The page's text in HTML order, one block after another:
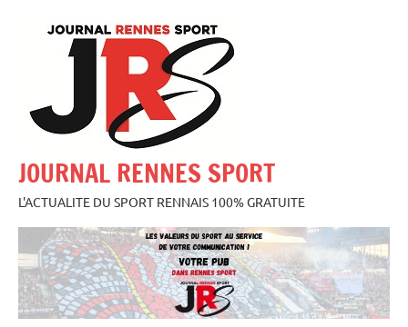
JOURNAL RENNES SPORT
L'ACTUALITE DU SPORT RENNAIS 100% GRATUITE